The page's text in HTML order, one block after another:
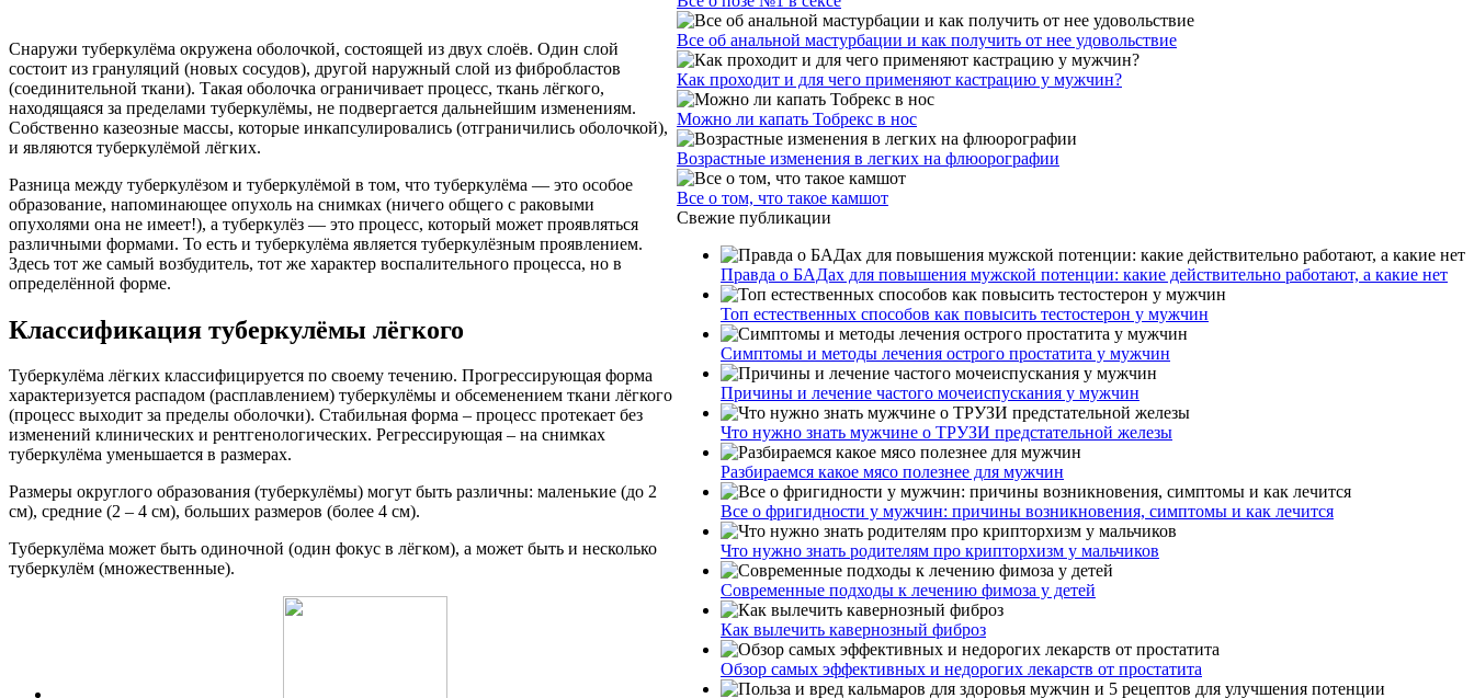
Снаружи туберкулёма окружена оболочкой, состоящей из двух слоёв. Один слой
состоит из грануляций (новых сосудов), другой наружный слой из фибробластов
(соединительной ткани). Такая оболочка ограничивает процесс, ткань лёгкого,
находящаяся за пределами туберкулёмы, не подвергается дальнейшим изменениям.
Собственно казеозные массы, которые инкапсулировались (отграничились оболочкой),
и являются туберкулёмой лёгких.
Разница между туберкулёзом и туберкулёмой в том, что туберкулёма — это особое
образование, напоминающее опухоль на снимках (ничего общего с раковыми
опухолями она не имеет!), а туберкулёз — это процесс, который может проявляться
различными формами. То есть и туберкулёма является туберкулёзным проявлением.
Здесь тот же самый возбудитель, тот же характер воспалительного процесса, но в
определённой форме.
Классификация туберкулёмы лёгкого
Туберкулёма лёгких классифицируется по своему течению. Прогрессирующая форма
характеризуется распадом (расплавлением) туберкулёмы и обсеменением ткани лёгкого
(процесс выходит за пределы оболочки). Стабильная форма – процесс протекает без
изменений клинических и рентгенологических. Регрессирующая – на снимках
туберкулёма уменьшается в размерах.
Размеры округлого образования (туберкулёмы) могут быть различны: маленькие (до 2
см), средние (2 – 4 см), больших размеров (более 4 см).
Туберкулёма может быть одиночной (один фокус в лёгком), а может быть и несколько
туберкулём (множественные).
Все об анальной мастурбации и как получить от нее удовольствие
Как проходит и для чего применяют кастрацию у мужчин?
Можно ли капать Тобрекс в нос
Возрастные изменения в легких на флюорографии
Все о том, что такое камшот
Свежие публикации
Правда о БАДах для повышения мужской потенции: какие действительно работают, а какие нет
Топ естественных способов как повысить тестостерон у мужчин
Симптомы и методы лечения острого простатита у мужчин
Причины и лечение частого мочеиспускания у мужчин
Что нужно знать мужчине о ТРУЗИ предстательной железы
Разбираемся какое мясо полезнее для мужчин
Все о фригидности у мужчин: причины возникновения, симптомы и как лечится
Что нужно знать родителям про крипторхизм у мальчиков
Современные подходы к лечению фимоза у детей
Как вылечить кавернозный фиброз
Обзор самых эффективных и недорогих лекарств от простатита